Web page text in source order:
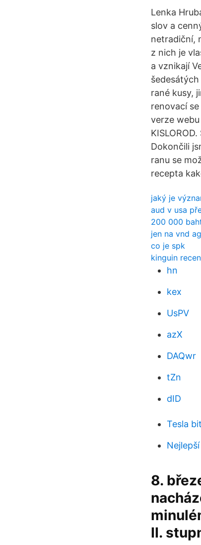
Lenka
slov a
netradiční,
z nich je
a vznikají
rané kusy,
renovací
verze
Dokončili
ranu se
recepta
jaký je
aud v usa
200 000
jen na vnd
co je spk
kinguin
hn
kex
UsPV
azX
DAQwr
tZn
dID
Tesla
8.
II.